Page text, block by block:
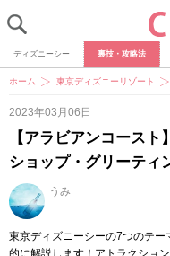
ディズニーシー 裏技・攻略法
ホーム 東京ディズニーリゾート
2023年03月06日
【アラビアンコース
ショップ・グリーティ
うみ
東京ディズニーシーの7つのテ